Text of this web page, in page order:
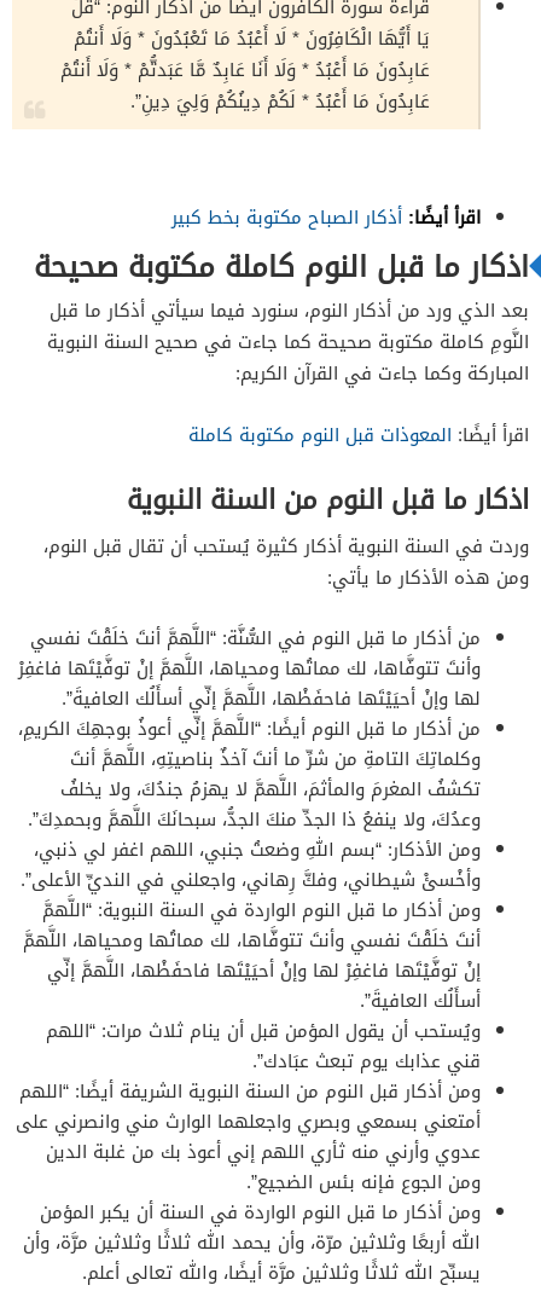
قراءة سورة الكافرون أيضًا من أذكار النوم: “قُلْ
يَا أَيُّهَا الْكَافِرُونَ * لَا أَعْبُدُ مَا تَعْبُدُونَ * وَلَا أَنتُمْ
عَابِدُونَ مَا أَعْبُدُ * وَلَا أَنَا عَابِدٌ مَّا عَبَدتُّمْ * وَلَا أَنتُمْ
عَابِدُونَ مَا أَعْبُدُ * لَكُمْ دِينُكُمْ وَلِيَ دِينِ”.
اقرأ أيضًا: أذكار الصباح مكتوبة بخط كبير
اذكار ما قبل النوم كاملة مكتوبة صحيحة
بعد الذي ورد من أذكار النوم، سنورد فيما سيأتي أذكار ما قبل
النَّومِ كاملة مكتوبة صحيحة كما جاءت في صحيح السنة النبوية
المباركة وكما جاءت في القرآن الكريم:
اقرأ أيضًا: المعوذات قبل النوم مكتوبة كاملة
اذكار ما قبل النوم من السنة النبوية
وردت في السنة النبوية أذكار كثيرة يُستحب أن تقال قبل النوم،
ومن هذه الأذكار ما يأتي:
من أذكار ما قبل النوم في السُّنَّة: “اللَّهمَّ أنتَ خلَقْتَ نفسي
وأنتَ تتوفَّاها، لك مماتُها ومحياها، اللَّهمَّ إنْ توفَّيْتَها فاغفِرْ
لها وإنْ أحيَيْتَها فاحفَظْها، اللَّهمَّ إنِّي أسأَلُك العافيةَ”.
من أذكار ما قبل النوم أيضًا: “اللَّهمَّ إنِّي أعوذُ بوجهِكَ الكريمِ،
وكلماتِكَ التامةِ من شرِّ ما أنتَ آخذٌ بناصيتِهِ، اللَّهمَّ أنتَ
تكشفُ المغرمَ والمأثمَ، اللَّهمَّ لا يهزمُ جندُكَ، ولا يخلفُ
وعدُكَ، ولا ينفعُ ذا الجدِّ منكَ الجدُّ، سبحانَكَ اللَّهمَّ وبحمدِكَ”.
ومن الأذكار: “بسم اللهِ وضعتُ جنبي، اللهم اغفر لي ذنبي،
وأخْسئْ شيطاني، وفكَّ رِهاني، واجعلني في النديِّ الأعلى”.
ومن أذكار ما قبل النوم الواردة في السنة النبوية: “اللَّهمَّ
أنتَ خلَقْتَ نفسي وأنتَ تتوفَّاها، لك مماتُها ومحياها، اللَّهمَّ
إنْ توفَّيْتَها فاغفِرْ لها وإنْ أحيَيْتَها فاحفَظْها، اللَّهمَّ إنِّي
أسأَلُك العافيةَ”.
ويُستحب أن يقول المؤمن قبل أن ينام ثلاث مرات: “اللهم
قني عذابك يوم تبعث عبَادك”.
ومن أذكار قبل النوم من السنة النبوية الشريفة أيضًا: “اللهم
أمتعني بسمعي وبصري واجعلهما الوارث مني وانصرني على
عدوي وأرني منه ثأري اللهم إني أعوذ بك من غلبة الدين
ومن الجوع فإنه بئس الضجيع”.
ومن أذكار ما قبل النوم الواردة في السنة أن يكبر المؤمن
الله أربعًا وثلاثين مرّة، وأن يحمد الله ثلاثًا وثلاثين مرَّة، وأن
يسبِّح الله ثلاثًا وثلاثين مرَّة أيضًا، والله تعالى أعلم.